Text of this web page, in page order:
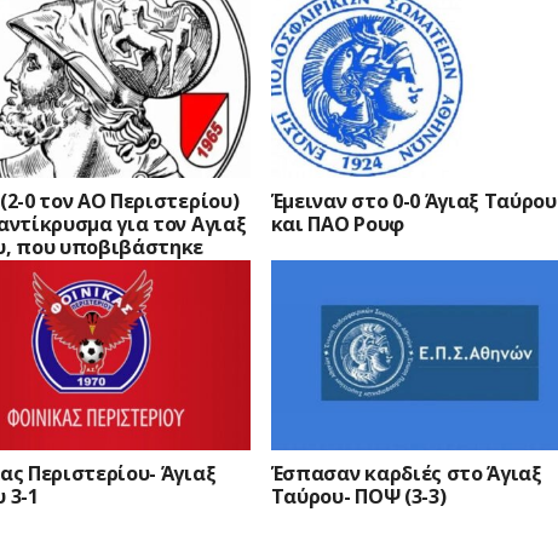
0 τον ΑΟ Περιστερίου)
για τον Αγιαξ
που υποβιβάστηκε
Έμειναν στο 0-0 Άγιαξ Ταύρου
και ΠΑΟ Ρουφ
Περιστερίου- Άγιαξ
3-1
Έσπασαν καρδιές στο Άγιαξ
Ταύρου- ΠΟΨ (3-3)